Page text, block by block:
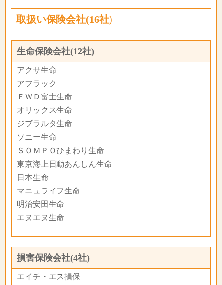
取扱い保険会社(16社)
生命保険会社(12社)
アクサ生命
アフラック
ＦＷＤ富士生命
オリックス生命
ジブラルタ生命
ソニー生命
ＳＯＭＰＯひまわり生命
東京海上日動あんしん生命
日本生命
マニュライフ生命
明治安田生命
エヌエヌ生命
損害保険会社(4社)
エイチ・エス損保